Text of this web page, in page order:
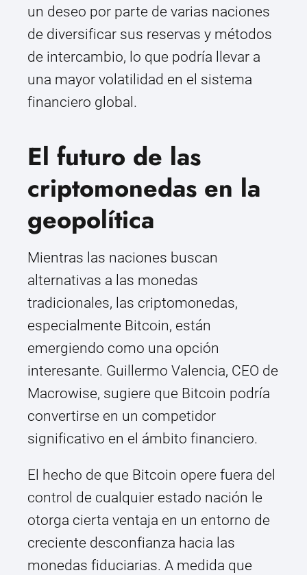
un deseo por parte de varias naciones
de diversificar sus reservas y métodos
de intercambio, lo que podría llevar a
una mayor volatilidad en el sistema
financiero global.
El futuro de las
criptomonedas en la
geopolítica
Mientras las naciones buscan
alternativas a las monedas
tradicionales, las criptomonedas,
especialmente Bitcoin, están
emergiendo como una opción
interesante. Guillermo Valencia, CEO de
Macrowise, sugiere que Bitcoin podría
convertirse en un competidor
significativo en el ámbito financiero.
El hecho de que Bitcoin opere fuera del
control de cualquier estado nación le
otorga cierta ventaja en un entorno de
creciente desconfianza hacia las
monedas fiduciarias. A medida que